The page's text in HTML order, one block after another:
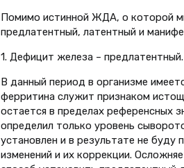
Помимо истинной ЖДА, о которой
предлатентный, латентный и
1. Дефицит железа – предлатентный.
В данный период в организме
ферритина служит признаком
остается в пределах референсных
определил только уровень
установлен и в результате не
изменений и их коррекции.